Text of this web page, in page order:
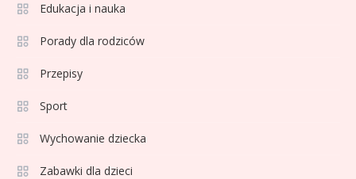
Edukacja i nauka
Porady dla rodziców
Przepisy
Sport
Wychowanie dziecka
Zabawki dla dzieci
4
La Liga rankingi: Tabela,
Lech Poznań rankingi: Analiza